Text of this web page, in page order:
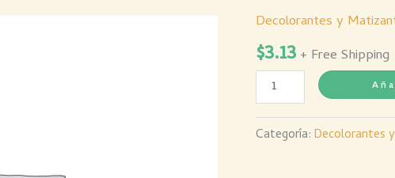
Decolorantes y
$3.13 + Free Shipping
Crema
FX
Oxig
40
Vol
x
Categoría: Decolorantes